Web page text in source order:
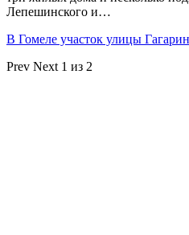
Лепешинского и…
В Гомеле участок улицы
Prev Next 1 из 2